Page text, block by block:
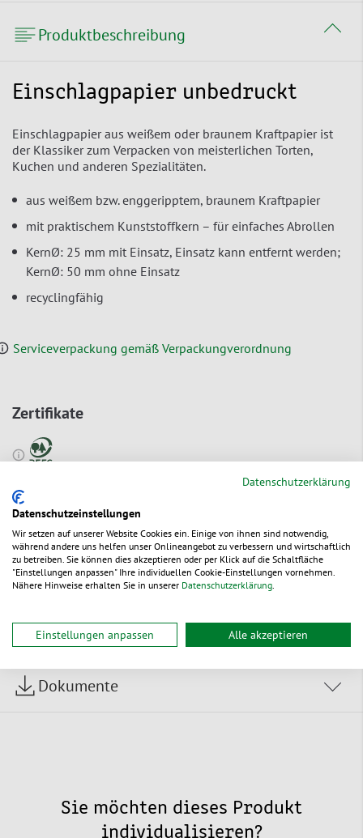
Produktbeschreibung
Einschlagpapier unbedruckt
Einschlagpapier aus weißem oder braunem Kraftpapier ist
der Klassiker zum Verpacken von meisterlichen Torten,
Kuchen und anderen Spezialitäten.
aus weißem bzw. enggeripptem, braunem Kraftpapier
mit praktischem Kunststoffkern – für einfaches Abrollen
KernØ: 25 mm mit Einsatz, Einsatz kann entfernt werden;
KernØ: 50 mm ohne Einsatz
recyclingfähig
Serviceverpackung gemäß Verpackungverordnung
Zertifikate
Zur Bestelltabelle ↑
Ökologische Vorteile
Service & Tipps
Dokumente
Sie möchten dieses Produkt
individualisieren?
Datenschutzerklärung
Datenschutzeinstellungen
Wir setzen auf unserer Website Cookies ein. Einige von ihnen sind notwendig,
während andere uns helfen unser Onlineangebot zu verbessern und wirtschaftlich
zu betreiben. Sie können dies akzeptieren oder per Klick auf die Schaltfläche
"Einstellungen anpassen" Ihre individuellen Cookie-Einstellungen vornehmen.
Nähere Hinweise erhalten Sie in unserer Datenschutzerklärung
Einstellungen anpassen Alle akzeptieren